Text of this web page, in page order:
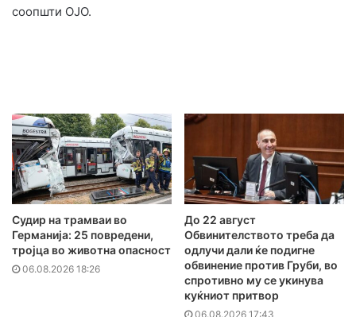
соопшти ОЈО.
Судир на трамваи во
Германија: 25 повредени,
тројца во животна опасност
06.08.2026 18:26
До 22 август
Обвинителството треба да
одлучи дали ќе подигне
обвинение против Груби, во
спротивно му се укинува
куќниот притвор
06.08.2026 17:43